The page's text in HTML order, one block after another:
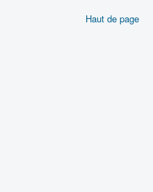
Haut de page